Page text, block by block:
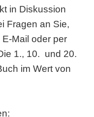
in Diskussion
Fragen an Sie,
Mail oder per
1., 10. und 20.
im Wert von